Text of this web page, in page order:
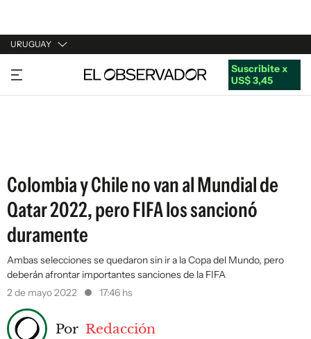
URUGUAY
URUGUAY
ARGENTINA
Suscribite x
US$ 3,45
Colombia y Chile no van al Mundial de
Qatar 2022, pero FIFA los sancionó
duramente
Ambas selecciones se quedaron sin ir a la Copa del Mundo, pero
deberán afrontar importantes sanciones de la FIFA
2 de mayo 2022
17:46 hs
Por Redacción